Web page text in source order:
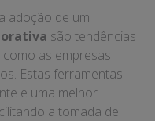
adoção de um
são tendências
as empresas
Estas ferramentas
e uma melhor
a tomada de